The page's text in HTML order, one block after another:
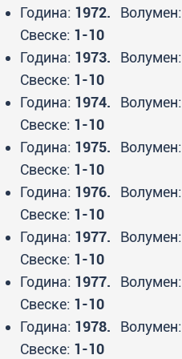
Година: 1972. Волумен:
Свеске: 1-10
Година: 1973. Волумен:
Свеске: 1-10
Година: 1974. Волумен:
Свеске: 1-10
Година: 1975. Волумен:
Свеске: 1-10
Година: 1976. Волумен:
Свеске: 1-10
Година: 1977. Волумен:
Свеске: 1-10
Година: 1977. Волумен:
Свеске: 1-10
Година: 1978. Волумен:
Свеске: 1-10